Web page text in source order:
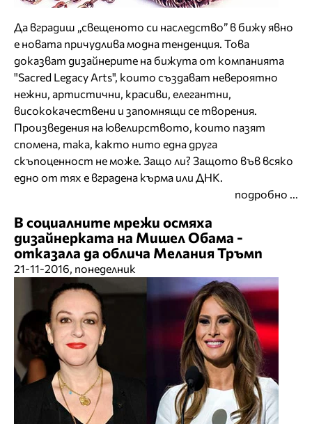
Да вградиш „свещеното си наследство” в бижу явно
е новата причудлива модна тенденция. Това
доказват дизайнерите на бижута от компанията
"Sacred Legacy Arts", които създават невероятно
нежни, артистични, красиви, елегантни,
висококачествени и запомнящи се творения.
Произведения на ювелирството, които пазят
спомена, така, както нито една друга
скъпоценност не може. Защо ли? Защото във всяко
едно от тях е вградена кърма или ДНК.
подробно ...
В социалните мрежи осмяха
дизайнерката на Мишел Обама -
отказала да облича Мелания Тръмп
21-11-2016, понеделник